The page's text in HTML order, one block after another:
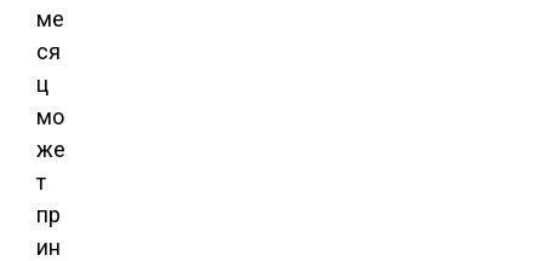
ме
ся
ц
мо
же
т
пр
ин